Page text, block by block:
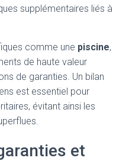
supplémentaires liés à
comme une piscine,
de haute valeur
de garanties. Un bilan
est essentiel pour
évitant ainsi les
et